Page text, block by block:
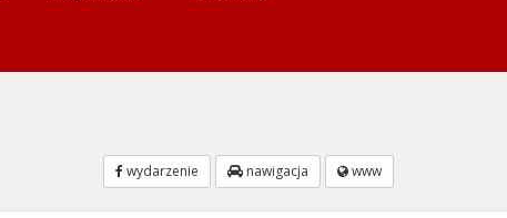
wydarzenie nawigacja www